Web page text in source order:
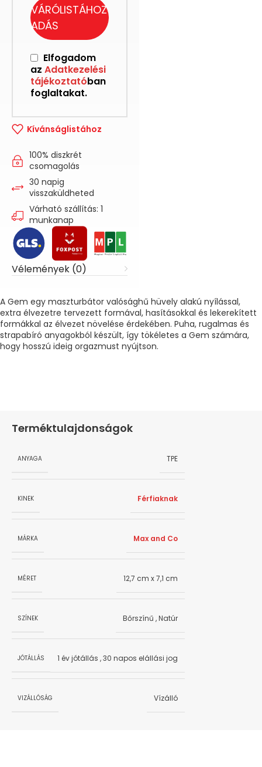
VÁRÓLISTÁHOZ
ADÁS
Elfogadom
az Adatkezelési
tájékoztatóban
foglaltakat.
Kívánságlistához
100% diszkrét
csomagolás
30 napig
visszaküldheted
Várható szállítás: 1
munkanap
Vélemények (0)
A Gem egy maszturbátor valósághű hüvely alakú nyílással,
extra élvezetre tervezett formával, hasításokkal és lekerekített
formákkal az élvezet növelése érdekében. Puha, rugalmas és
strapabíró anyagokból készült, így tökéletes a Gem számára,
hogy hosszú ideig orgazmust nyújtson.
Terméktulajdonságok
ANYAGA TPE
KINEK Férfiaknak
MÁRKA Max and Co
MÉRET 12,7 cm x 7,1 cm
SZÍNEK Bőrszínű ,Natúr
JÓTÁLLÁS 1 év jótállás ,30 napos elállási jog
VIZÁLLÓSÁG Vízálló